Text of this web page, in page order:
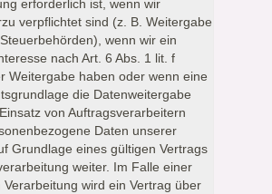
erforderlich ist, wenn wir
verpflichtet sind (z. B. Weitergabe
wenn wir ein
nach Art. 6 Abs. 1 lit. f
Weitergabe haben oder wenn eine
die Datenweitergabe
von Auftragsverarbeitern
Daten unserer
Grundlage eines gültigen Vertrags
weiter. Im Falle einer
Verarbeitung wird ein Vertrag über